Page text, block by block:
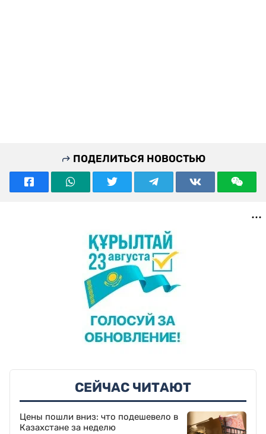
ПОДЕЛИТЬСЯ НОВОСТЬЮ
СЕЙЧАС ЧИТАЮТ
Цены пошли вниз: что подешевело в
Казахстане за неделю